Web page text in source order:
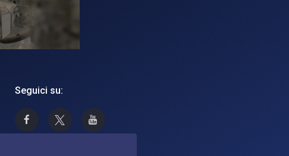
Seguici su:
Asi su Facebook
Asi su X Canale Asi su YouTube